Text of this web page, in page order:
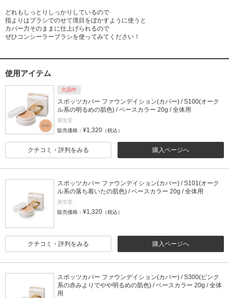
どれもしっとりしっかりしているので
指よりはブラシでのせて境目をぼかすように使うと
カバー力そのままに仕上げられるので
ぜひコンシーラーブラシを使ってみてください！
使用アイテム
欠品中
スポッツカバー ファウンデイション(カバー) / S100(オーク
ル系の明るめの肌色) / ベースカラー 20g / 全体用
資生堂
販売価格： ¥1,320 （税込）
購入ページへ
クチコミ・評判をみる
スポッツカバー ファウンデイション(カバー) / S101(オーク
ル系の落ち着いたの肌色) / ベースカラー 20g / 全体用
資生堂
販売価格： ¥1,320 （税込）
購入ページへ
クチコミ・評判をみる
スポッツカバー ファウンデイション(カバー) / S300(ピンク
系の赤みよりでやや明るめの肌色) / ベースカラー 20g / 全体
用